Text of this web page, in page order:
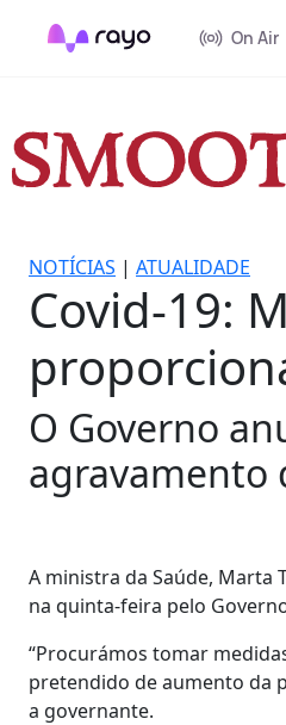
On Air
NOTÍCIAS | ATUALIDADE
Covid-19:
O Governo
agravamento
A ministra da Saúde, Marta
na quinta-feira pelo
“Procurámos tomar
pretendido de aumento da
a governante.